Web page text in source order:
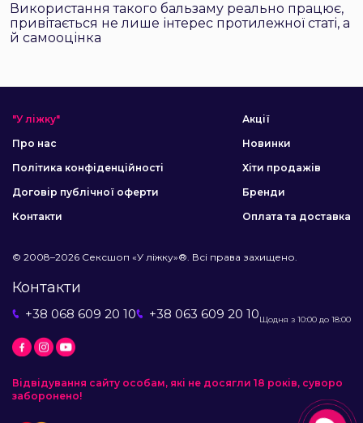
Використання такого бальзаму реально працює,
привітається не лише інтерес протилежної статі, а
й самооцінка
"У ліжку"
Про нас
Політика конфіденційності
Договір публічної оферти
Контакти
Акції
Новинки
Хіти продажів
Бренди
Оплата та доставка
© 2008–2026 Сексшоп «У ліжку»®. Всі права захищено.
Контакти
+38 068 609 20 10 +38 063 609 20 10Щодня з 10:00 до 18:00
Відвідування сайту особам, які не досягли 18 років, суворо
заборонено!